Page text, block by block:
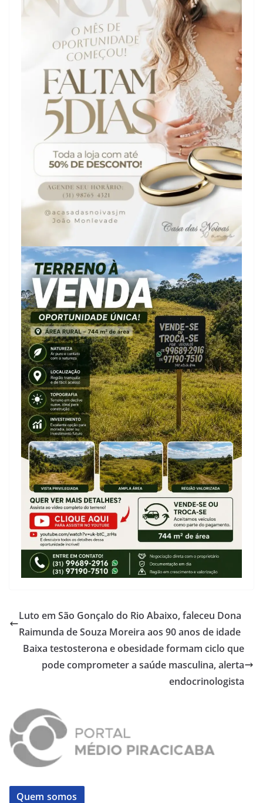
Luto em São Gonçalo do Rio Abaixo, faleceu Dona
Raimunda de Souza Moreira aos 90 anos de idade
Baixa testosterona e obesidade formam ciclo que
pode comprometer a saúde masculina, alerta
endocrinologista
Quem somos